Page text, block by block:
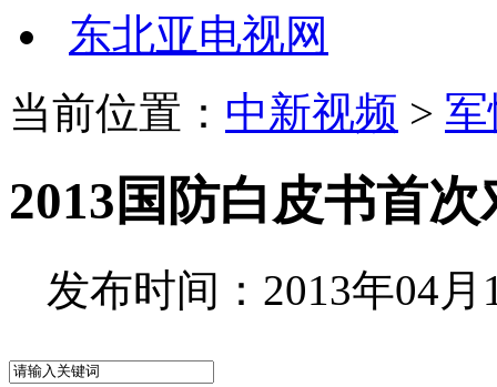
东北亚电视网
当前位置： 中新视频 >
2013国防白皮书首
发布时间：2013年04月